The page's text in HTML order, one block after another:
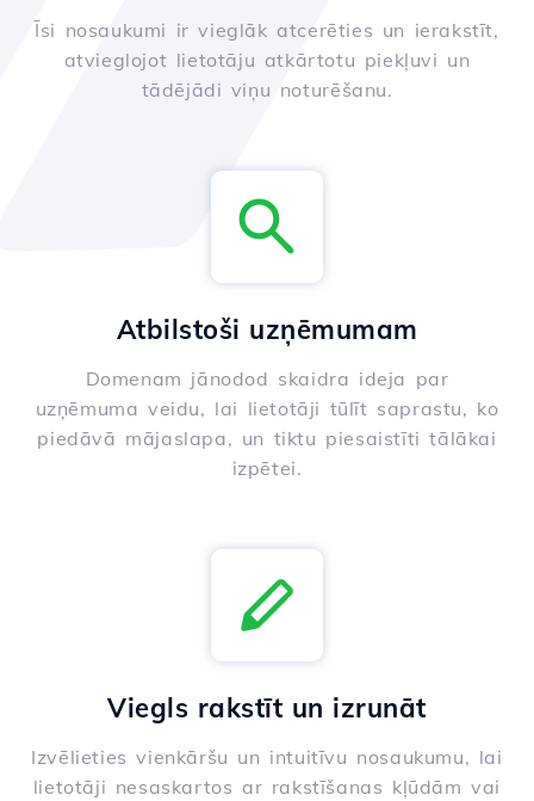
Īsi nosaukumi ir vieglāk atcerēties un ierakstīt,
atvieglojot lietotāju atkārtotu piekļuvi un
tādējādi viņu noturēšanu.
Atbilstoši uzņēmumam
Domenam jānodod skaidra ideja par
uzņēmuma veidu, lai lietotāji tūlīt saprastu, ko
piedāvā mājaslapa, un tiktu piesaistīti tālākai
izpētei.
Viegls rakstīt un izrunāt
Izvēlieties vienkāršu un intuitīvu nosaukumu, lai
lietotāji nesaskartos ar rakstīšanas kļūdām vai